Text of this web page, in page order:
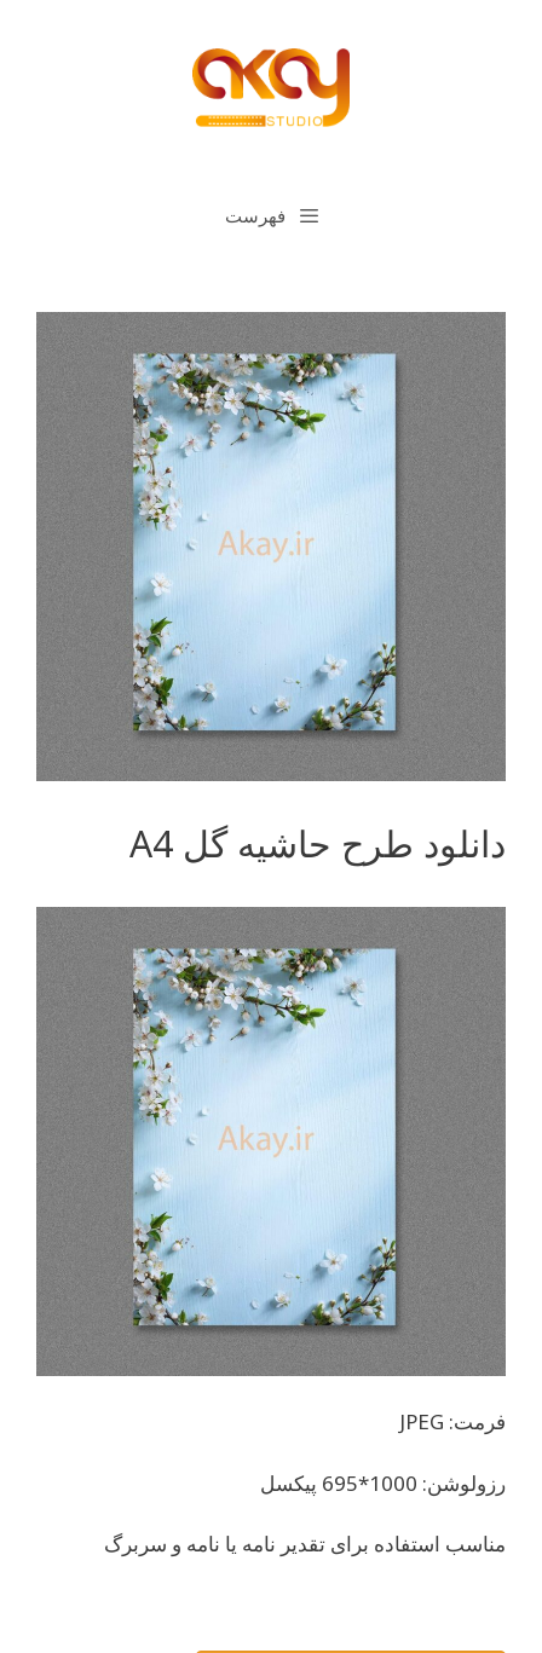
فهرست
دانلود طرح حاشیه گل A4
فرمت: JPEG
رزولوشن: 1000*695 پیکسل
مناسب استفاده برای تقدیر نامه یا نامه و سربرگ